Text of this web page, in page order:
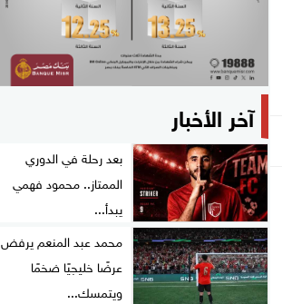
آخر الأخبار
بعد رحلة في الدوري
الممتاز.. محمود فهمي
يبدأ...
محمد عبد المنعم يرفض
عرضًا خليجيًا ضخمًا
ويتمسك...